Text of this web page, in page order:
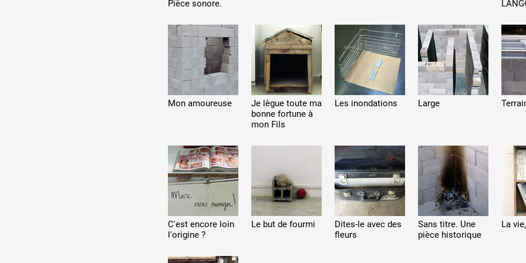
Pièce sonore.
Mon amoureuse
Je lègue toute ma
bonne fortune à
mon Fils
Les inondations Large
C'est encore loin
l'origine ?
Le but de fourmi
Dites-le avec des
fleurs
Sans titre. Une
pièce historique
La